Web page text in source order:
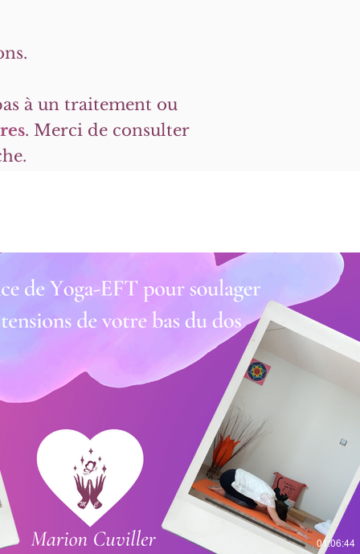
à un traitement ou
. Merci de consulter
Voir bande-annonce
01:06:44